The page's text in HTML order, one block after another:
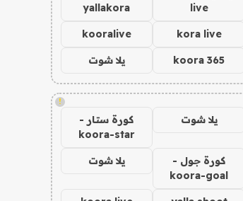
live
yallakora
kora live
kooralive
koora 365 يلا شوت
!
يلا شوت
كورة ستار -
koora-star
كورة جول -
koora-goal
يلا شوت